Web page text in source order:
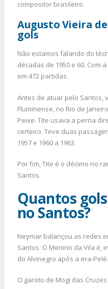
compositor brasileiro.
Augusto Vieira
gols
Não estamos falando do
décadas de 1950 e 60. Com
em 472 partidas.
Antes de atuar pelo Santos,
Fluminense, no Rio de
Peixe. Tite usava a perna
certeiro. Teve duas
1957 e 1960 a 1963.
Por fim, Tite é o décimo no
Santos.
Quantos
no Santos?
Neymar balançou as redes
Santos. O Menino da Vila é,
do Alvinegro após a era-Pelé.
O garoto de Mogi das